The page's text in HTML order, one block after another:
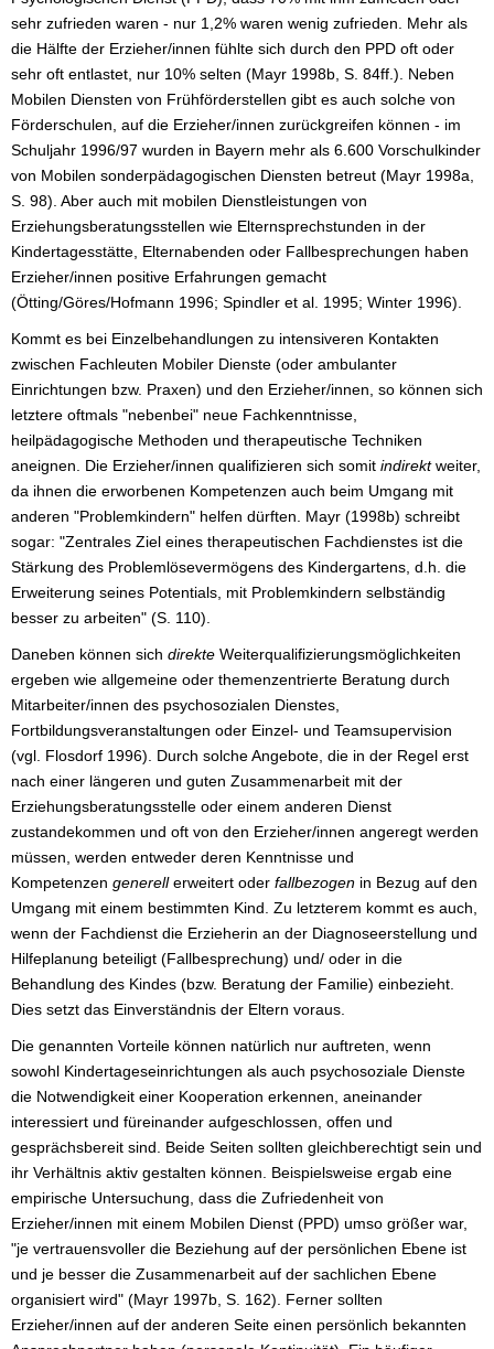
sehr zufrieden waren - nur 1,2% waren wenig zufrieden. Mehr als
die Hälfte der Erzieher/innen fühlte sich durch den PPD oft oder
sehr oft entlastet, nur 10% selten (Mayr 1998b, S. 84ff.). Neben
Mobilen Diensten von Frühförderstellen gibt es auch solche von
Förderschulen, auf die Erzieher/innen zurückgreifen können - im
Schuljahr 1996/97 wurden in Bayern mehr als 6.600 Vorschulkinder
von Mobilen sonderpädagogischen Diensten betreut (Mayr 1998a,
S. 98). Aber auch mit mobilen Dienstleistungen von
Erziehungsberatungsstellen wie Elternsprechstunden in der
Kindertagesstätte, Elternabenden oder Fallbesprechungen haben
Erzieher/innen positive Erfahrungen gemacht
(Ötting/Göres/Hofmann 1996; Spindler et al. 1995; Winter 1996).
Kommt es bei Einzelbehandlungen zu intensiveren Kontakten
zwischen Fachleuten Mobiler Dienste (oder ambulanter
Einrichtungen bzw. Praxen) und den Erzieher/innen, so können sich
letztere oftmals "nebenbei" neue Fachkenntnisse,
heilpädagogische Methoden und therapeutische Techniken
aneignen. Die Erzieher/innen qualifizieren sich somit indirektweiter,
da ihnen die erworbenen Kompetenzen auch beim Umgang mit
anderen "Problemkindern" helfen dürften. Mayr (1998b) schreibt
sogar: "Zentrales Ziel eines therapeutischen Fachdienstes ist die
Stärkung des Problemlösevermögens des Kindergartens, d.h. die
Erweiterung seines Potentials, mit Problemkindern selbständig
besser zu arbeiten" (S. 110).
Daneben können sich direkte Weiterqualifizierungsmöglichkeiten
ergeben wie allgemeine oder themenzentrierte Beratung durch
Mitarbeiter/innen des psychosozialen Dienstes,
Fortbildungsveranstaltungen oder Einzel- und Teamsupervision
(vgl. Flosdorf 1996). Durch solche Angebote, die in der Regel erst
nach einer längeren und guten Zusammenarbeit mit der
Erziehungsberatungsstelle oder einem anderen Dienst
zustandekommen und oft von den Erzieher/innen angeregt werden
müssen, werden entweder deren Kenntnisse und
Kompetenzen generellerweitert oder fallbezogen in Bezug auf den
Umgang mit einem bestimmten Kind. Zu letzterem kommt es auch,
wenn der Fachdienst die Erzieherin an der Diagnoseerstellung und
Hilfeplanung beteiligt (Fallbesprechung) und/ oder in die
Behandlung des Kindes (bzw. Beratung der Familie) einbezieht.
Dies setzt das Einverständnis der Eltern voraus.
Die genannten Vorteile können natürlich nur auftreten, wenn
sowohl Kindertageseinrichtungen als auch psychosoziale Dienste
die Notwendigkeit einer Kooperation erkennen, aneinander
interessiert und füreinander aufgeschlossen, offen und
gesprächsbereit sind. Beide Seiten sollten gleichberechtigt sein und
ihr Verhältnis aktiv gestalten können. Beispielsweise ergab eine
empirische Untersuchung, dass die Zufriedenheit von
Erzieher/innen mit einem Mobilen Dienst (PPD) umso größer war,
"je vertrauensvoller die Beziehung auf der persönlichen Ebene ist
und je besser die Zusammenarbeit auf der sachlichen Ebene
organisiert wird" (Mayr 1997b, S. 162). Ferner sollten
Erzieher/innen auf der anderen Seite einen persönlich bekannten